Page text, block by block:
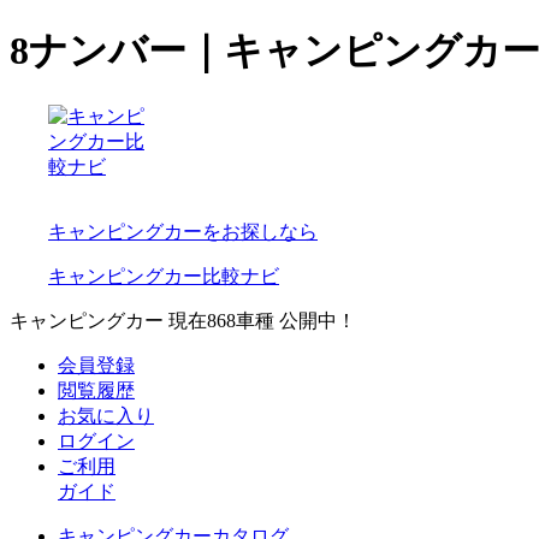
8ナンバー｜キャンピングカ
キャンピングカーをお探しなら
キャンピングカー比較ナビ
キャンピングカー 現在868車種 公開中！
会員登録
閲覧履歴
お気に入り
ログイン
ご利用
ガイド